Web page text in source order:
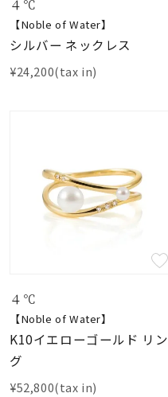
４℃
【Noble of Water】
シルバー ネックレス
¥24,200(tax in)
４℃
【Noble of Water】
K10イエローゴールド リン
グ
¥52,800(tax in)